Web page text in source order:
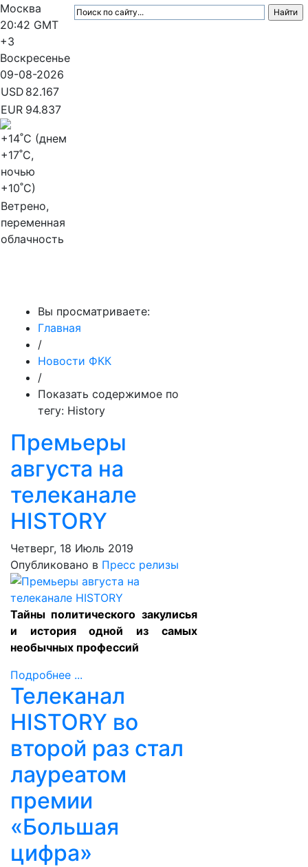
Москва
20:42 GMT
+3
Воскресенье
09-08-2026
USD 82.167
EUR 94.837
+14˚C (днем
+17˚C,
ночью
+10˚C)
Ветрено,
переменная
облачность
Вы просматриваете:
Главная
/
Новости ФКК
/
Показать содержимое по
тегу: History
Премьеры
августа на
телеканале
HISTORY
Четверг, 18 Июль 2019
Опубликовано в Пресс релизы
Тайны политического закулисья
и история одной из самых
необычных профессий
Подробнее ...
Телеканал
HISTORY во
второй раз стал
лауреатом
премии
«Большая
цифра»